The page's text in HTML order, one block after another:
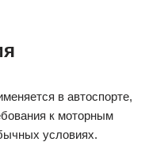
в автоспорте,
к моторным
условиях.